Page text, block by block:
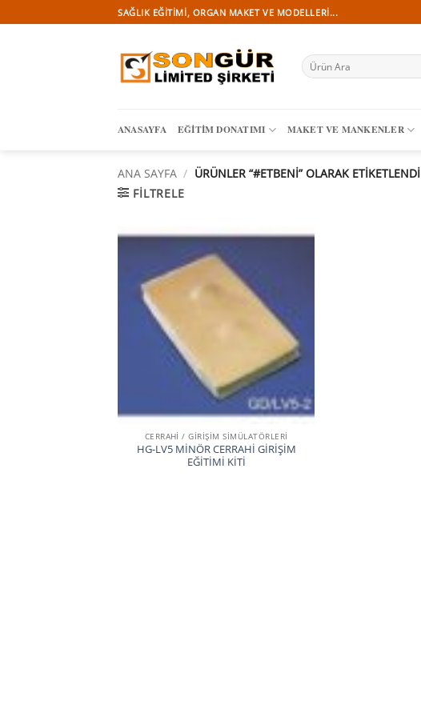
atla
SAĞLIK EĞITIMI, ORGAN MAKET VE MODELLERI...
Ara:
ANASAYFA EĞITIM DONATIMI MAKET VE MANKENLER
ANA SAYFA / ÜRÜNLER “#ETBENI” OLARAK ETIKETLENDI
FILTRELE
CERRAHİ / GİRİŞİM SİMÜLATÖRLERİ
HG-LV5 MİNÖR CERRAHİ GİRİŞİM
EĞİTİMİ KİTİ